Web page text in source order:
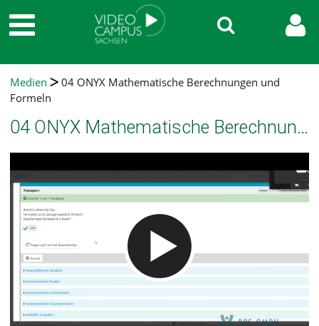
Medien
04 ONYX Mathematische Berechnungen und
Formeln
04 ONYX Mathematische Berechnungen und Formeln